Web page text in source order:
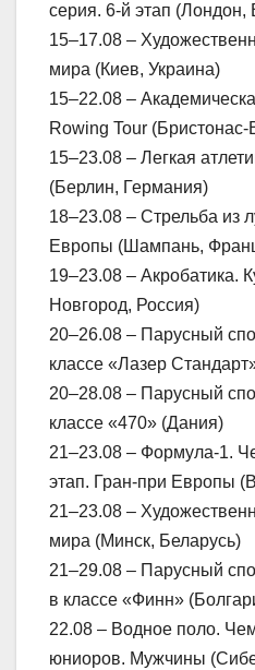
серия. 6-й этап (Лондон,
15–17.08 –
мира (Киев, Украина)
15–22.08 –
Rowing Tour
15–23.08 – Легкая
(Берлин, Германия)
18–23.08 – Стрельба из
Европы (Шампань,
19–23.08 – Акробатика.
Новгород, Россия)
20–26.08 – Парусный
классе «Лазер
20–28.08 – Парусный
классе «470» (Дания)
21–23.08 – Формула-1.
этап. Гран-при Европы
21–23.08 –
мира (Минск, Беларусь)
21–29.08 – Парусный
в классе «Финн»
22.08 – Водное поло.
юниоров. Мужчины